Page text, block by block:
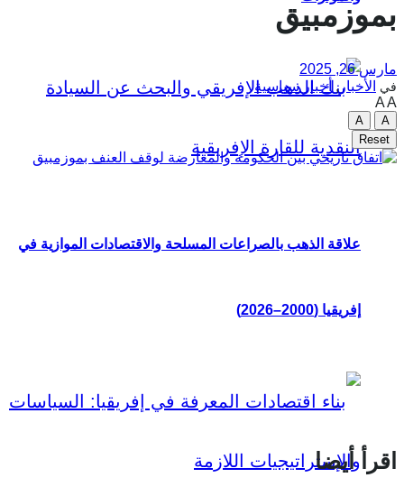
علاقة الذهب بالصراعات المسلحة والاقتصادات الموازية في
إفريقيا (2000–2026)
بموزمبيق
مارس 26, 2025
في الأخبار , أخبار سياسية
AA
A
A
Reset
اقرأ أيضا